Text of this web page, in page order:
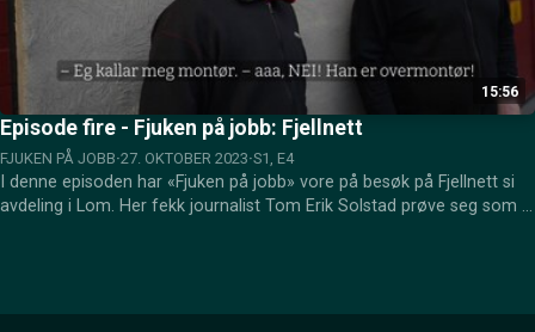
15:56
Episode fire - Fjuken på jobb: Fjellnett
FJUKEN PÅ JOBB 27. OKTOBER 2023 S1, E4
I denne episoden har «Fjuken på jobb» vore på besøk på Fjellnett si
avdeling i Lom. Her fekk journalist Tom Erik Solstad prøve seg som